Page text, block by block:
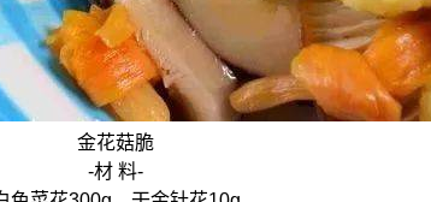
金花菇脆
-材 料-